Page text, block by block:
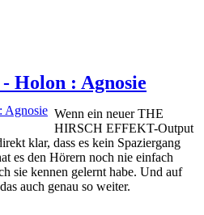
Holon : Agnosie
Wenn ein neuer THE
HIRSCH EFFEKT-Output
klar, dass es kein Spaziergang
es den Hörern noch nie einfach
sie kennen gelernt habe. Und auf
auch genau so weiter.